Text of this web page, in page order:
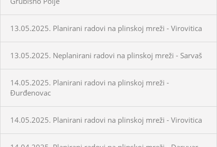
13.05.2025. Planirani radovi na plinskoj mreži - Virovitica
13.05.2025. Neplanirani radovi na plinskoj mreži - Sarvaš
14.05.2025. Planirani radovi na plinskoj mreži -
Đurđenovac
14.05.2025. Planirani radovi na plinskoj mreži - Virovitica